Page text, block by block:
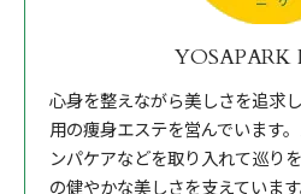
YOSAPARK
心身を整えながら美しさを追求
用の痩身エステを営んでいます
ンパケアなどを取り入れて巡り
の健やかな美しさを支えています